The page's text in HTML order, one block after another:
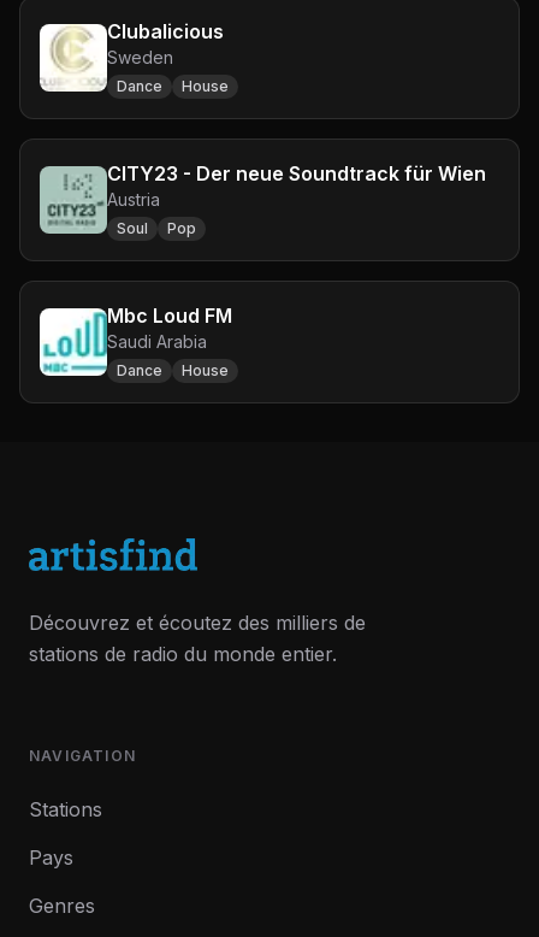
Clubalicious
Sweden
Dance House
CITY23 - Der neue Soundtrack für Wien
Austria
Soul Pop
Mbc Loud FM
Saudi Arabia
Dance House
Découvrez et écoutez des milliers de
stations de radio du monde entier.
NAVIGATION
Stations
Pays
Genres